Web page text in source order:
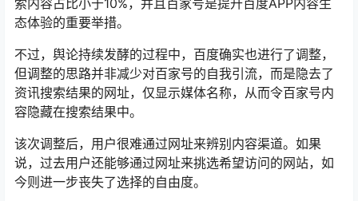
态体验的重要举措。
不过，舆论持续发酵的过程中，百度确实也进行了调整，
但调整的思路并非减少对百家号的自我引流，而是隐去了
资讯搜索结果的网址，仅显示媒体名称，从而令百家号内
容隐藏在搜索结果中。
该次调整后，用户很难通过网址来辨别内容渠道。如果
说，过去用户还能够通过网址来挑选希望访问的网站，如
今则进一步丧失了选择的自由度。